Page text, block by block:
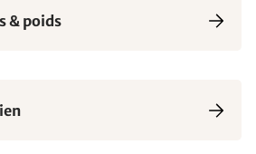
& poids